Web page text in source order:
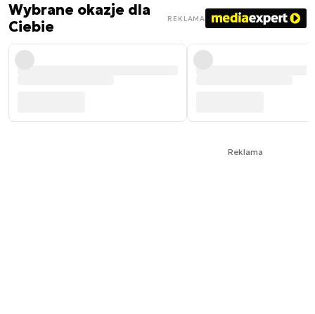
Wybrane okazje dla
Ciebie
REKLAMA
Reklama